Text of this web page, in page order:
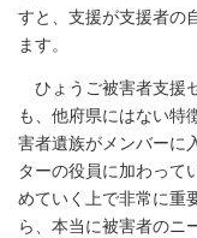
すと、支援が支援者の
ます。
ひょうご被害者支援
も、他府県にはない特
害者遺族がメンバーに
ターの役員に加わって
めていく上で非常に重
ら、本当に被害者のニ